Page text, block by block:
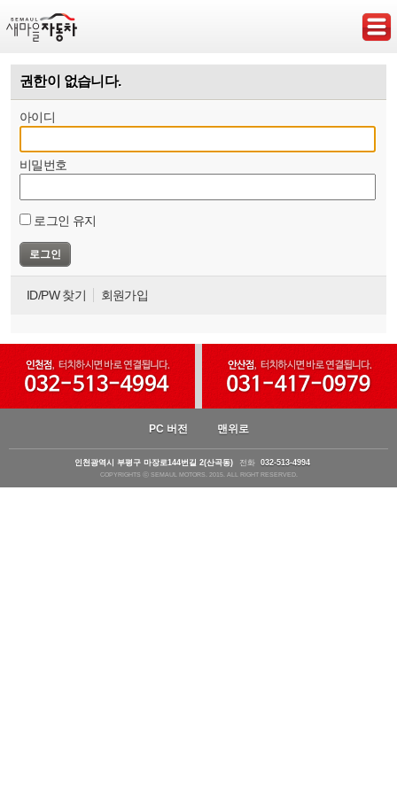
권한이 없습니다.
아이디
비밀번호
로그인 유지
ID/PW 찾기 회원가입
PC 버전 맨위로
인천광역시 부평구 마장로144번길 2(산곡동) 전화 032-513-4994
COPYRIGHTS ⓒ SEMAUL MOTORS. 2015. ALL RIGHT RESERVED.